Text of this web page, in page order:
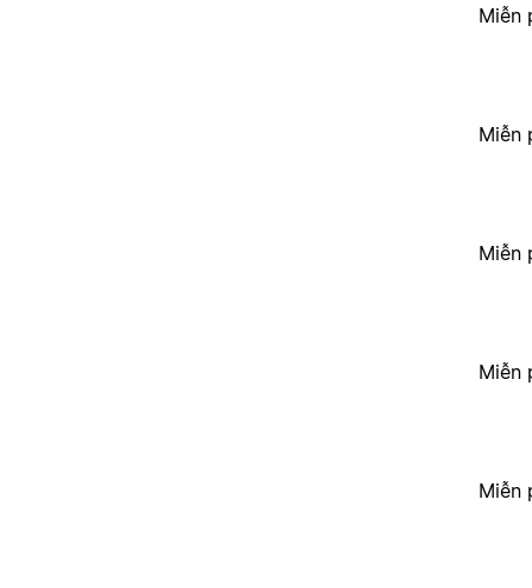
Miễn
Miễn
Miễn
Miễn
Miễn